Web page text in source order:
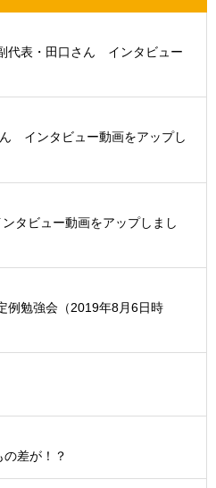
代表・田口さん インタビュー
インタビュー動画をアップし
タビュー動画をアップしまし
例勉強会（2019年8月6日時
差が！？